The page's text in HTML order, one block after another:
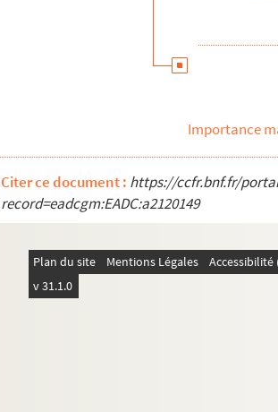
Importance
Citer ce document : https://ccfr.bnf.fr/
record=eadcgm:EADC:a2120149
Plan du site Mentions Légales
v 31.1.0